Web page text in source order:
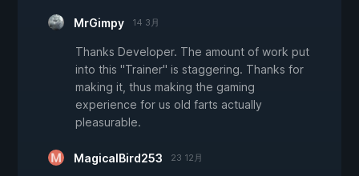
MrGimpy 14 3月
Thanks Developer. The amount of work put
into this "Trainer" is staggering. Thanks for
making it, thus making the gaming
experience for us old farts actually
pleasurable.
MagicalBird253 23 12月